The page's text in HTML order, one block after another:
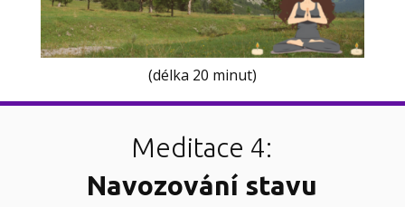
(délka 20 minut)
Meditace 4:
Navozování stavu